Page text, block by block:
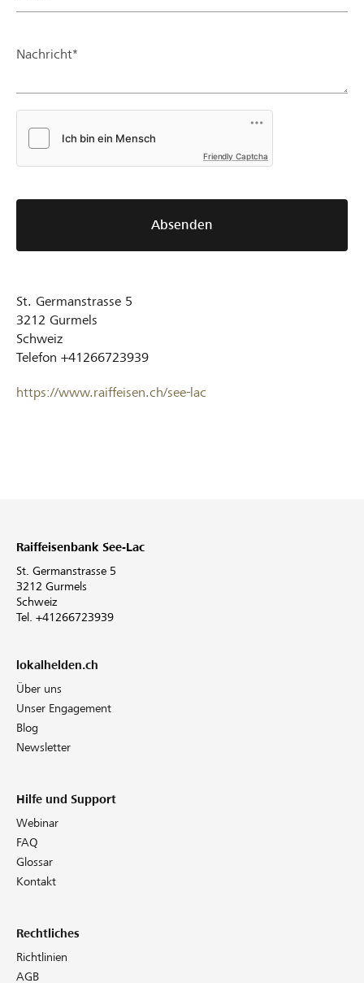
Nachricht*
Friendly Captcha
Absenden
St. Germanstrasse 5
3212 Gurmels
Schweiz
Telefon +41266723939
https://www.raiffeisen.ch/see-lac
Raiffeisenbank See-Lac
St. Germanstrasse 5
3212 Gurmels
Schweiz
Tel. +41266723939
lokalhelden.ch
Über uns
Unser Engagement
Blog
Newsletter
Hilfe und Support
Webinar
FAQ
Glossar
Kontakt
Rechtliches
Richtlinien
AGB